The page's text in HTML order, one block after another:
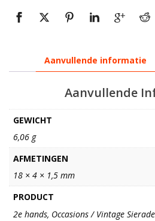
Aanvullende informatie
Aanvullende
GEWICHT
6,06 g
AFMETINGEN
18 × 4 × 1,5 mm
PRODUCT
2e hands, Occasions / Vintage